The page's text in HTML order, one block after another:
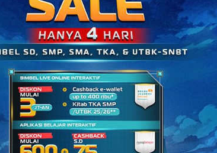
kesan yang dalam meski dibaca
antara lain The Old Man and The Sea
John Steinbeck, Animal Farm karya
Sang Pemimpi karya Andrea Hirata.
Struktur, dan Contohnya